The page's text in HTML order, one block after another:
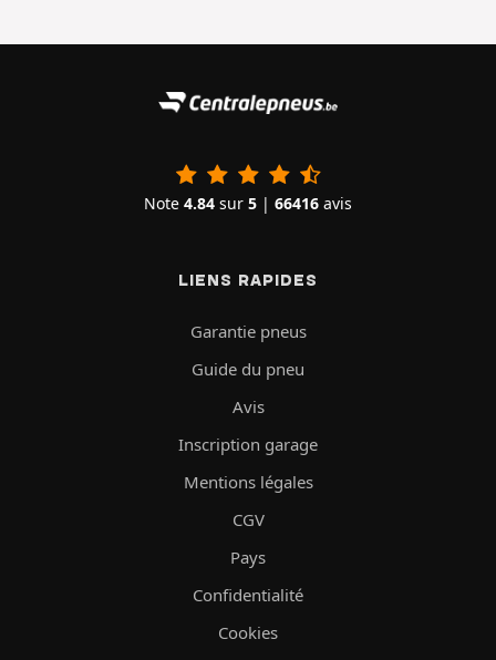
Note 4.84 sur 5 | 66416 avis
LIENS RAPIDES
Garantie pneus
Guide du pneu
Avis
Inscription garage
Mentions légales
CGV
Pays
Confidentialité
Cookies